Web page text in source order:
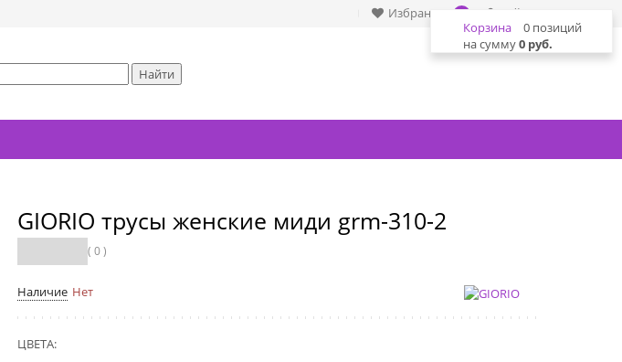
Войти
Избранное 0
Корзина
0 позиций
на сумму0 руб.
GIORIO трусы женские миди grm-310-2
( 0 )
Наличие Нет
ЦВЕТА: